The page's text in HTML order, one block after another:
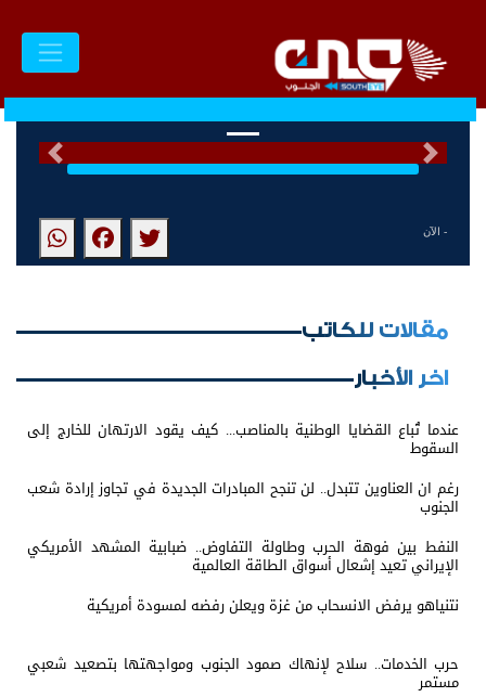
التالى السابق
- الآن
مقالات للكاتب
اخر الأخبار
عندما تُباع القضايا الوطنية بالمناصب... كيف يقود الارتهان للخارج إلى
السقوط
رغم ان العناوين تتبدل.. لن تنجح المبادرات الجديدة في تجاوز إرادة شعب
الجنوب
النفط بين فوهة الحرب وطاولة التفاوض.. ضبابية المشهد الأمريكي
الإيراني تعيد إشعال أسواق الطاقة العالمية
نتنياهو يرفض الانسحاب من غزة ويعلن رفضه لمسودة أمريكية
حرب الخدمات.. سلاح لإنهاك صمود الجنوب ومواجهتها بتصعيد شعبي
مستمر